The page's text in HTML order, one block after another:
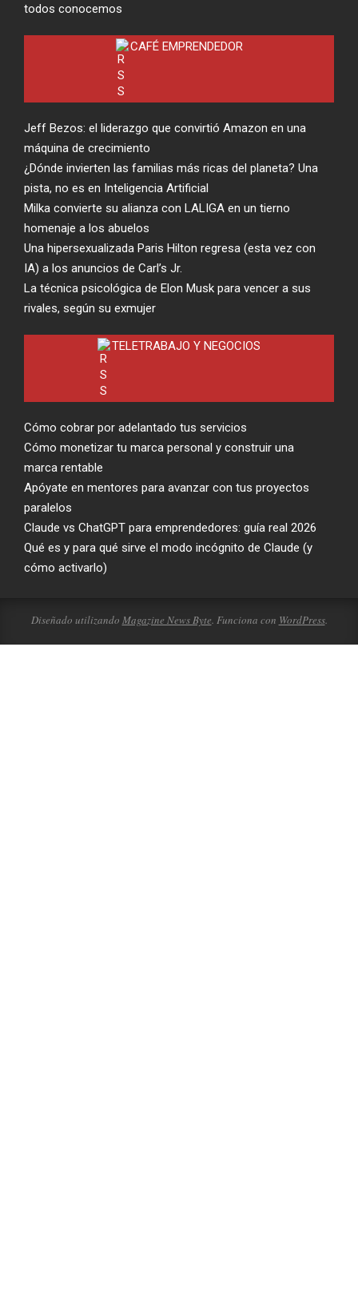
todos conocemos
CAFÉ EMPRENDEDOR
Jeff Bezos: el liderazgo que convirtió Amazon en una
máquina de crecimiento
¿Dónde invierten las familias más ricas del planeta? Una
pista, no es en Inteligencia Artificial
Milka convierte su alianza con LALIGA en un tierno
homenaje a los abuelos
Una hipersexualizada Paris Hilton regresa (esta vez con
IA) a los anuncios de Carl’s Jr.
La técnica psicológica de Elon Musk para vencer a sus
rivales, según su exmujer
TELETRABAJO Y NEGOCIOS
Cómo cobrar por adelantado tus servicios
Cómo monetizar tu marca personal y construir una
marca rentable
Apóyate en mentores para avanzar con tus proyectos
paralelos
Claude vs ChatGPT para emprendedores: guía real 2026
Qué es y para qué sirve el modo incógnito de Claude (y
cómo activarlo)
Diseñado utilizando Magazine News Byte. Funciona con WordPress.